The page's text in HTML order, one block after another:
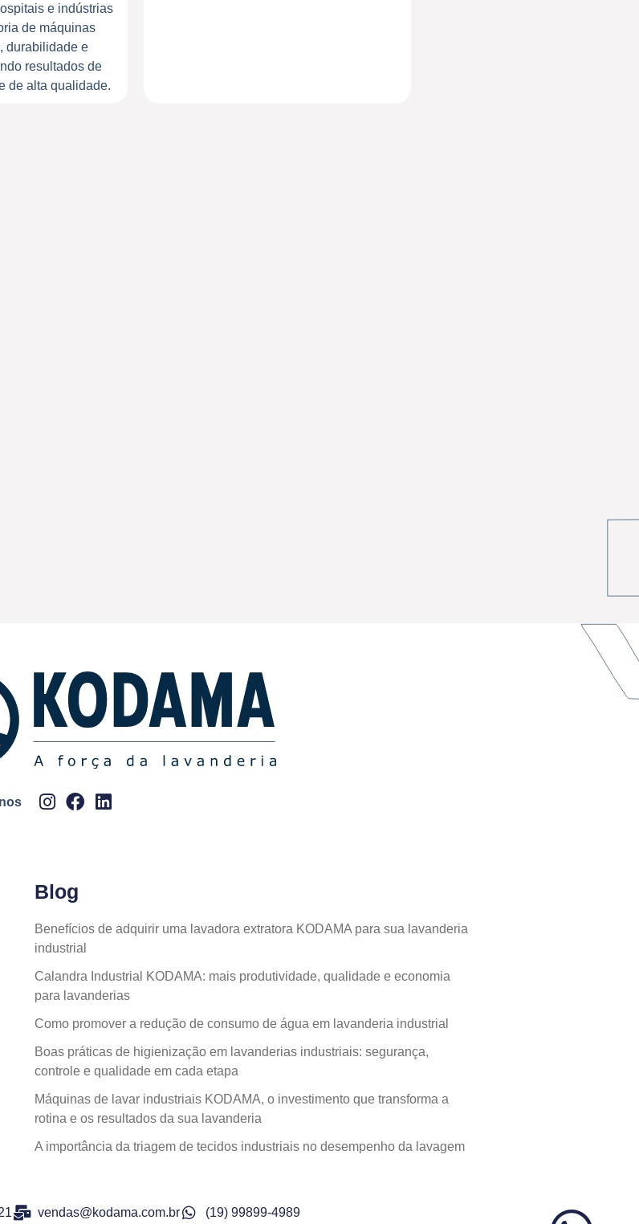
e indústrias
de máquinas
durabilidade e
resultados de
de alta qualidade.
Blog
Benefícios de adquirir uma lavadora extratora KODAMA para sua lavanderia
industrial
Calandra Industrial KODAMA: mais produtividade, qualidade e economia
para lavanderias
Como promover a redução de consumo de água em lavanderia industrial
Boas práticas de higienização em lavanderias industriais: segurança,
controle e qualidade em cada etapa
Máquinas de lavar industriais KODAMA, o investimento que transforma a
rotina e os resultados da sua lavanderia
A importância da triagem de tecidos industriais no desempenho da lavagem
vendas@kodama.com.br (19) 99899-4989